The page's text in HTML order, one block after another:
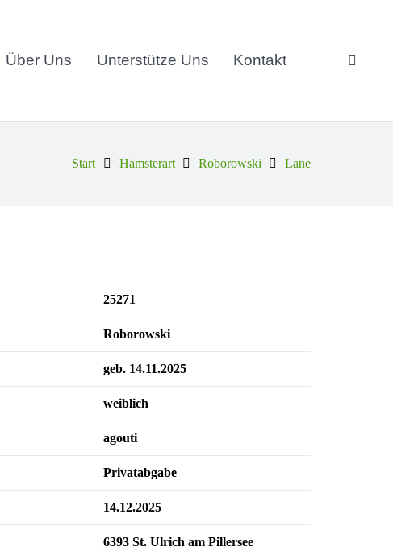
Über Uns Unterstütze Uns Kontakt
Start Hamsterart Roborowski Lane
25271
Roborowski
geb. 14.11.2025
weiblich
agouti
Privatabgabe
14.12.2025
6393 St. Ulrich am Pillersee